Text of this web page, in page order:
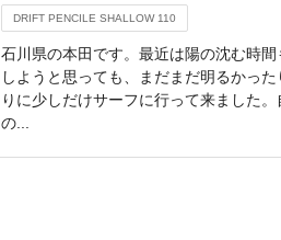
DRIFT PENCILE SHALLOW 110
石川県の本田です。最近は陽の沈む時
しようと思っても、まだまだ明るかっ
りに少しだけサーフに行って来ました
の...